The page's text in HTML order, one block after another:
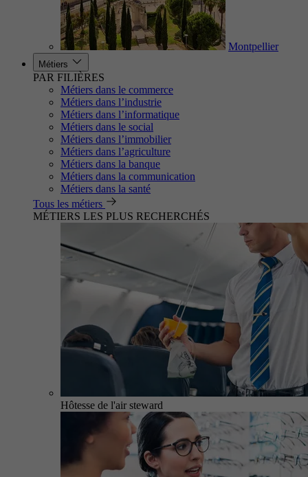
Montpellier
Métiers
PAR FILIÈRES
Métiers dans le commerce
Métiers dans l’industrie
Métiers dans l’informatique
Métiers dans le social
Métiers dans l’immobilier
Métiers dans l’agriculture
Métiers dans la banque
Métiers dans la communication
Métiers dans la santé
Tous les métiers
MÉTIERS LES PLUS RECHERCHÉS
Hôtesse de l'air steward